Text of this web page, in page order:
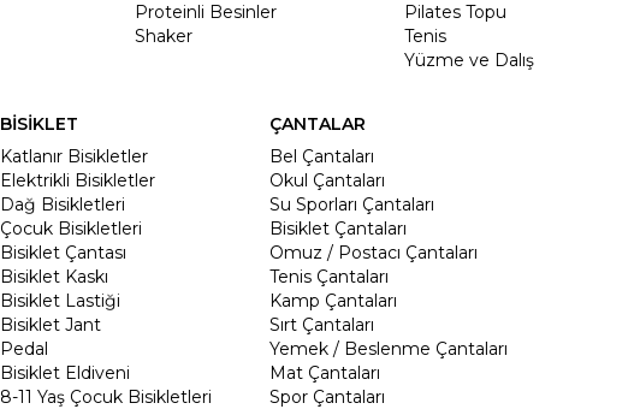
Proteinli Besinler
Shaker
Pilates Topu
Tenis
Yüzme ve Dalış
BİSİKLET
Katlanır Bisikletler
Elektrikli Bisikletler
Dağ Bisikletleri
Çocuk Bisikletleri
Bisiklet Çantası
Bisiklet Kaskı
Bisiklet Lastiği
Bisiklet Jant
Pedal
Bisiklet Eldiveni
8-11 Yaş Çocuk Bisikletleri
ÇANTALAR
Bel Çantaları
Okul Çantaları
Su Sporları Çantaları
Bisiklet Çantaları
Omuz / Postacı Çantaları
Tenis Çantaları
Kamp Çantaları
Sırt Çantaları
Yemek / Beslenme Çantaları
Mat Çantaları
Spor Çantaları